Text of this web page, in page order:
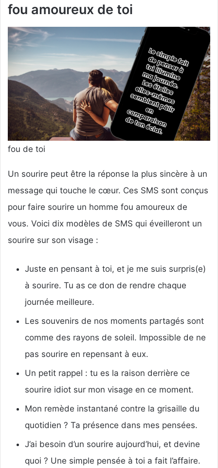
fou amoureux de toi
fou de toi
Un sourire peut être la réponse la plus sincère à un
message qui touche le cœur. Ces SMS sont conçus
pour faire sourire un homme fou amoureux de
vous. Voici dix modèles de SMS qui éveilleront un
sourire sur son visage :
Juste en pensant à toi, et je me suis surpris(e)
à sourire. Tu as ce don de rendre chaque
journée meilleure.
Les souvenirs de nos moments partagés sont
comme des rayons de soleil. Impossible de ne
pas sourire en repensant à eux.
Un petit rappel : tu es la raison derrière ce
sourire idiot sur mon visage en ce moment.
Mon remède instantané contre la grisaille du
quotidien ? Ta présence dans mes pensées.
J’ai besoin d’un sourire aujourd’hui, et devine
quoi ? Une simple pensée à toi a fait l’affaire.